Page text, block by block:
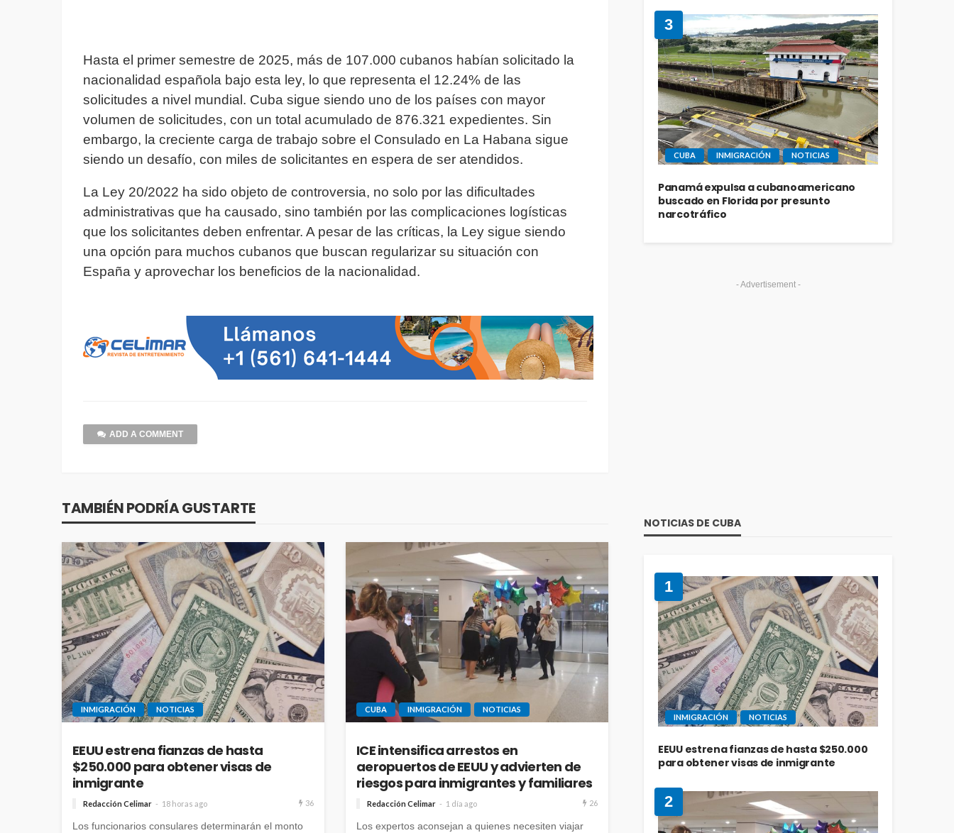
Hasta el primer semestre de 2025, más de 107.000 cubanos habían solicitado la
nacionalidad española bajo esta ley, lo que representa el 12.24% de las
solicitudes a nivel mundial. Cuba sigue siendo uno de los países con mayor
volumen de solicitudes, con un total acumulado de 876.321 expedientes. Sin
embargo, la creciente carga de trabajo sobre el Consulado en La Habana sigue
siendo un desafío, con miles de solicitantes en espera de ser atendidos.
La Ley 20/2022 ha sido objeto de controversia, no solo por las dificultades
administrativas que ha causado, sino también por las complicaciones logísticas
que los solicitantes deben enfrentar. A pesar de las críticas, la Ley sigue siendo
una opción para muchos cubanos que buscan regularizar su situación con
España y aprovechar los beneficios de la nacionalidad.
ADD A COMMENT
TAMBIÉN PODRÍA GUSTARTE
INMIGRACIÓN NOTICIAS
EEUU estrena fianzas de hasta
$250.000 para obtener visas de
inmigrante
Redacción Celimar 18 horas ago 36
Los funcionarios consulares determinarán el monto
CUBA INMIGRACIÓN NOTICIAS
ICE intensifica arrestos en
aeropuertos de EEUU y advierten de
riesgos para inmigrantes y familiares
Redacción Celimar 1 día ago 26
Los expertos aconsejan a quienes necesiten viajar
3
CUBA INMIGRACIÓN NOTICIAS
Panamá expulsa a cubanoamericano
buscado en Florida por presunto
narcotráfico
- Advertisement -
NOTICIAS DE CUBA
1
INMIGRACIÓN NOTICIAS
EEUU estrena fianzas de hasta $250.000
para obtener visas de inmigrante
2